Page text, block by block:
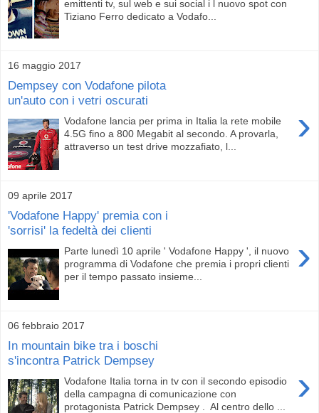
emittenti tv, sul web e sui social i l nuovo spot con
Tiziano Ferro dedicato a Vodafo...
16 maggio 2017
Dempsey con Vodafone pilota
un'auto con i vetri oscurati
›
Vodafone lancia per prima in Italia la rete mobile
4.5G fino a 800 Megabit al secondo. A provarla,
attraverso un test drive mozzafiato, l...
09 aprile 2017
'Vodafone Happy' premia con i
'sorrisi' la fedeltà dei clienti
›
Parte lunedì 10 aprile ' Vodafone Happy ', il nuovo
programma di Vodafone che premia i propri clienti
per il tempo passato insieme...
06 febbraio 2017
In mountain bike tra i boschi
s'incontra Patrick Dempsey
›
Vodafone Italia torna in tv con il secondo episodio
della campagna di comunicazione con
protagonista Patrick Dempsey . Al centro dello ...